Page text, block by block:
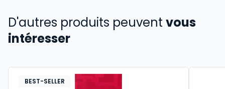
D'autres produits peuvent vous
intéresser
BEST-SELLER